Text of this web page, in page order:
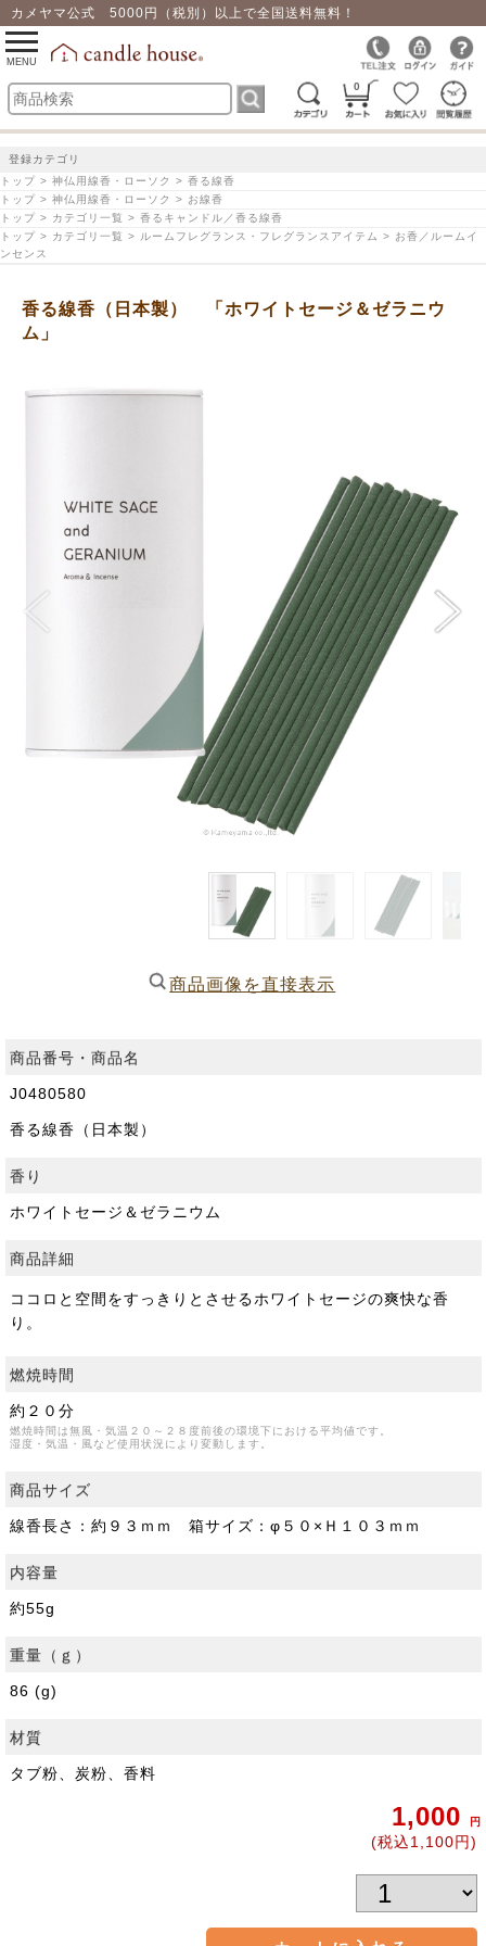
カメヤマ公式 5000円（税別）以上で全国送料無料！
0
toggle
navigation
MENU
登録カテゴリ
トップ > 神仏用線香・ローソク > 香る線香
トップ > 神仏用線香・ローソク > お線香
トップ > カテゴリ一覧 > 香るキャンドル／香る線香
トップ > カテゴリ一覧 > ルームフレグランス・フレグランスアイテム > お香／ルームイ
ンセンス
香る線香（日本製） 「ホワイトセージ＆ゼラニウ
ム」
商品画像を直接表示
商品番号・商品名
J0480580
香る線香（日本製）
香り
ホワイトセージ＆ゼラニウム
商品詳細
ココロと空間をすっきりとさせるホワイトセージの爽快な香
り。
燃焼時間
約２０分
燃焼時間は無風・気温２０～２８度前後の環境下における平均値です。
湿度・気温・風など使用状況により変動します。
商品サイズ
線香長さ：約９３ｍｍ 箱サイズ：φ５０×Ｈ１０３ｍｍ
内容量
約55g
重量（ｇ）
86 (g)
材質
タブ粉、炭粉、香料
1,000 円
(税込1,100円)